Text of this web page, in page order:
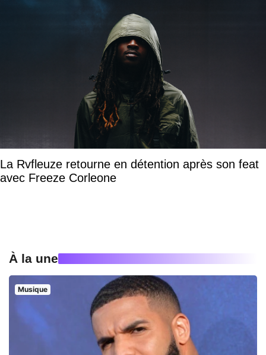
La Rvfleuze retourne en détention après son feat
avec Freeze Corleone
À la une
Musique